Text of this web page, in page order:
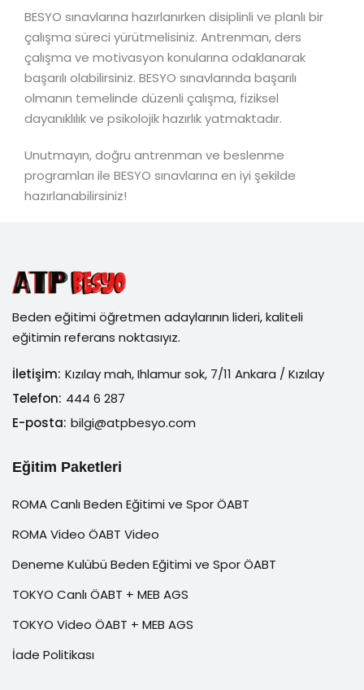
BESYO sınavlarına hazırlanırken disiplinli ve planlı bir
çalışma süreci yürütmelisiniz. Antrenman, ders
çalışma ve motivasyon konularına odaklanarak
başarılı olabilirsiniz. BESYO sınavlarında başarılı
olmanın temelinde düzenli çalışma, fiziksel
dayanıklılık ve psikolojik hazırlık yatmaktadır.
Unutmayın, doğru antrenman ve beslenme
programları ile BESYO sınavlarına en iyi şekilde
hazırlanabilirsiniz!
Beden eğitimi öğretmen adaylarının lideri, kaliteli
eğitimin referans noktasıyız.
İletişim: Kızılay mah, Ihlamur sok, 7/11 Ankara / Kızılay
Telefon: 444 6 287
E-posta: bilgi@atpbesyo.com
Eğitim Paketleri
ROMA Canlı Beden Eğitimi ve Spor ÖABT
ROMA Video ÖABT Video
Deneme Kulübü Beden Eğitimi ve Spor ÖABT
TOKYO Canlı ÖABT + MEB AGS
TOKYO Video ÖABT + MEB AGS
İade Politikası